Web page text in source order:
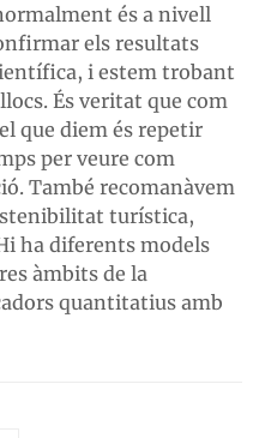
és a nivell
els resultats
i estem trobant
És veritat que com
que diem és repetir
per veure com
També recomanàvem
turística,
ha diferents models
àmbits de la
quantitatius amb